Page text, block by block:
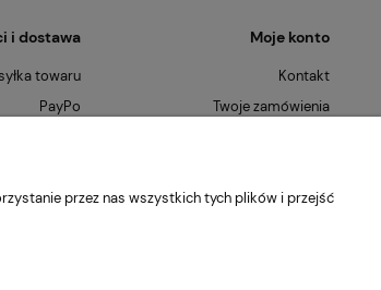
i dostawa
towaru
PayPo
Moje konto
Kontakt
Twoje zamówienia
O nasprzez nas wszystkich tych plików i przejść